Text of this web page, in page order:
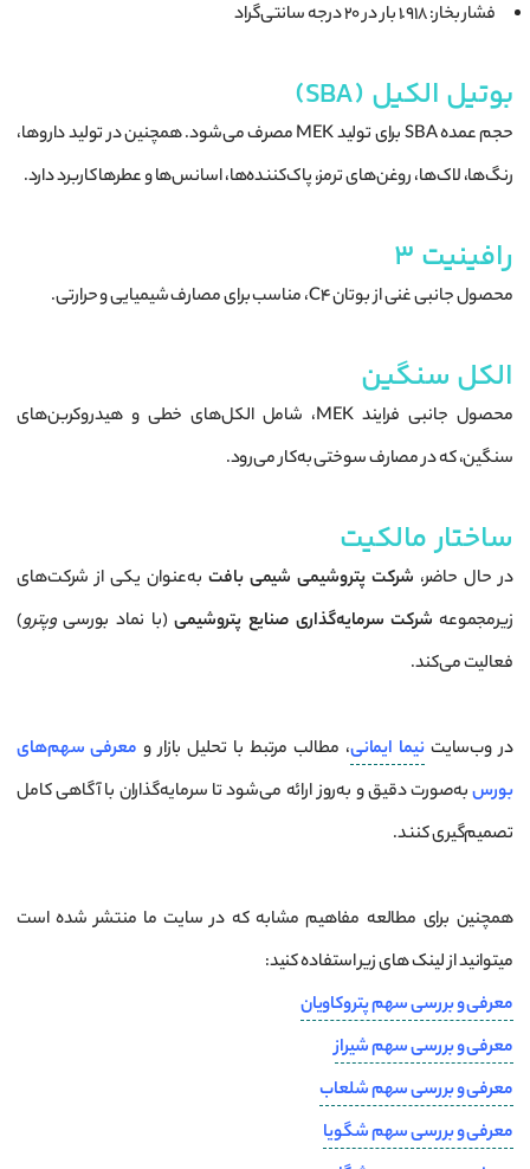
فشار بخار: 1.918 بار در ۲۰ درجه سانتی‌گراد
بوتیل الکیل (SBA)
حجم عمده SBA برای تولید MEK مصرف می‌شود. همچنین در تولید داروها،
رنگ‌ها، لاک‌ها، روغن‌های ترمز، پاک‌کننده‌ها، اسانس‌ها و عطرها کاربرد دارد.
رافینیت ۳
محصول جانبی غنی از بوتان C4، مناسب برای مصارف شیمیایی و حرارتی.
الکل سنگین
محصول جانبی فرایند MEK، شامل الکل‌های خطی و هیدروکربن‌های
سنگین، که در مصارف سوختی به‌کار می‌رود.
ساختار مالکیت
در حال حاضر، شرکت پتروشیمی شیمی بافت به‌عنوان یکی از شرکت‌های
زیرمجموعه شرکت سرمایه‌گذاری صنایع پتروشیمی (با نماد بورسیوپترو)
فعالیت می‌کند.
در وب‌سایتنیما ایمانی، مطالب مرتبط با تحلیل بازار و معرفی سهم‌های
بورسبه‌صورت دقیق و به‌روز ارائه می‌شود تا سرمایه‌گذاران با آگاهی کامل
تصمیم‌گیری کنند.
همچنین برای مطالعه مفاهیم مشابه که در سایت ما منتشر شده است
میتوانید از لینک های زیر استفاده کنید:
معرفی و بررسی سهم پتروکاویان
معرفی و بررسی سهم شیراز
معرفی و بررسی سهم شلعاب
معرفی و بررسی سهم شگویا